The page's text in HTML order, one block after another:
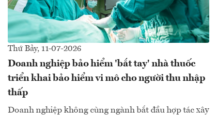
Thứ Bảy, 11-07-2026
Doanh nghiệp bảo hiểm 'bắt tay' nhà thuốc
triển khai bảo hiểm vi mô cho người thu nhập
thấp
Doanh nghiệp không cùng ngành bắt đầu hợp tác xây